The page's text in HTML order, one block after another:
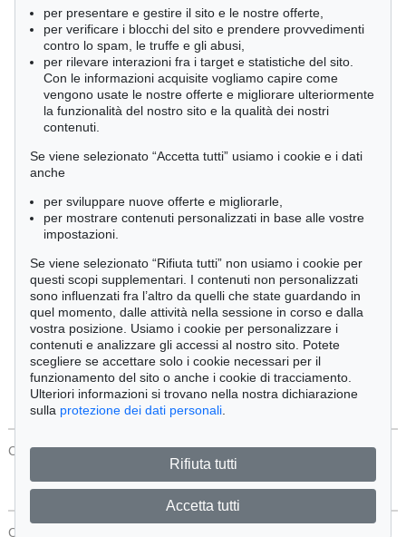
Lifestyle
Pietre miliari delle scienze naturali
Letteratura classica
Economia e diritto
Meraviglie della natura
Cimelia
Ordine:
Tutti gli oggetti
Solo offerte attuali
Solo oggetti venduti
Cerca
CONTATTI Protezione Dei Dati
CONTATTI
per presentare e gestire il sito e le nostre offerte,
per verificare i blocchi del sito e prendere provvedimenti
contro lo spam, le truffe e gli abusi,
per rilevare interazioni fra i target e statistiche del sito.
Con le informazioni acquisite vogliamo capire come
vengono usate le nostre offerte e migliorare ulteriormente
la funzionalità del nostro sito e la qualità dei nostri
contenuti.
Se viene selezionato “Accetta tutti” usiamo i cookie e i dati
anche
per sviluppare nuove offerte e migliorarle,
per mostrare contenuti personalizzati in base alle vostre
impostazioni.
Se viene selezionato “Rifiuta tutti” non usiamo i cookie per
questi scopi supplementari. I contenuti non personalizzati
sono influenzati fra l’altro da quelli che state guardando in
quel momento, dalle attività nella sessione in corso e dalla
vostra posizione. Usiamo i cookie per personalizzare i
contenuti e analizzare gli accessi al nostro sito. Potete
scegliere se accettare solo i cookie necessari per il
funzionamento del sito o anche i cookie di tracciamento.
Ulteriori informazioni si trovano nella nostra dichiarazione
sulla protezione dei dati personali
Rifiuta tutti
Accetta tutti